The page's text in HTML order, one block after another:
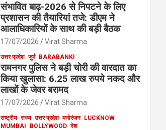
संभावित बाढ़-2026 से निपटने के लिए
प्रशासन की तैयारियां तजे: डीएम ने
आलाधिकारियों के साथ की बड़ी बैठक
17/07/2026 Virat Sharma
उत्तर प्रदेश जुर्म BARABANKI
रामनगर पुलिस ने बड़ी चोरी की वारदात का
किया खुलासा: 6.25 लाख रुपये नकद और
लाखों के जेवर बरामद
17/07/2026 Virat Sharma
राष्ट्रीय राज्य उत्तर प्रदेश मनोरंजन LUCKNOW
MUMBAI
BOLLYWOOD देश